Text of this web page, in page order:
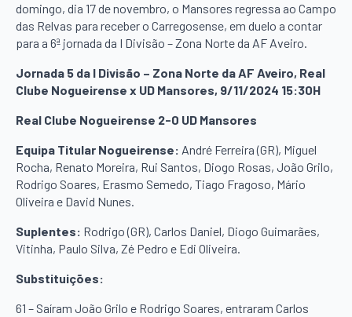
domingo, dia 17 de novembro, o Mansores regressa ao Campo
das Relvas para receber o Carregosense, em duelo a contar
para a 6ª jornada da I Divisão – Zona Norte da AF Aveiro.
Jornada 5 da I Divisão – Zona Norte da AF Aveiro, Real
Clube Nogueirense x UD Mansores, 9/11/2024 15:30H
Real Clube Nogueirense 2-0 UD Mansores
Equipa Titular Nogueirense: André Ferreira (GR), Miguel
Rocha, Renato Moreira, Rui Santos, Diogo Rosas, João Grilo,
Rodrigo Soares, Erasmo Semedo, Tiago Fragoso, Mário
Oliveira e David Nunes.
Suplentes: Rodrigo (GR), Carlos Daniel, Diogo Guimarães,
Vitinha, Paulo Silva, Zé Pedro e Edi Oliveira.
Substituições:
61 – Saíram João Grilo e Rodrigo Soares, entraram Carlos